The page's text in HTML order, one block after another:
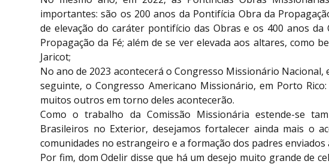
importantes: são os 200 anos da Pontifícia Obra da
de elevação do caráter pontifício das Obras e os 400 anos da
Propagação da Fé; além de se ver elevada aos altares, como
Jaricot;
No ano de 2023 acontecerá o Congresso Missionário Nacional,
seguinte, o Congresso Americano Missionário, em Porto
muitos outros em torno deles acontecerão.
Como o trabalho da Comissão Missionária estende-se
Brasileiros no Exterior, desejamos fortalecer ainda mais o
comunidades no estrangeiro e a formação dos padres enviados
Por fim, dom Odelir disse que há um desejo muito grande de